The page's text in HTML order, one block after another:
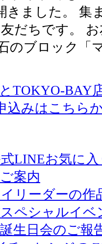
きました。 集
だちです。
のブロック
TOKYO-BAY
込みはこちら
LINEお気に
案内
リーダーの作
ペシャルイベ
生日会のご報